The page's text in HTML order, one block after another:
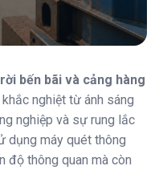
bến bãi và cảng hàng
nghiệt từ ánh sáng
nghiệp và sự rung lắc
dụng máy quét thông
độ thông quan mà còn